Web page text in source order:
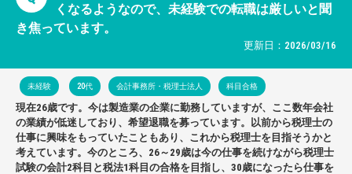
求人情報
くなるようなので、未経験での転職は厳しいと聞
き焦っています。
更新日：2026/03/16
未経験 20代 会計事務所・税理士法人 科目合格
現在26歳です。今は製造業の企業に勤務していますが、ここ数年会社
の業績が低迷しており、希望退職を募っています。以前から税理士の
仕事に興味をもっていたこともあり、これから税理士を目指そうかと
考えています。今のところ、26～29歳は今の仕事を続けながら税理士
試験の会計2科目と税法1科目の合格を目指し、30歳になったら仕事を